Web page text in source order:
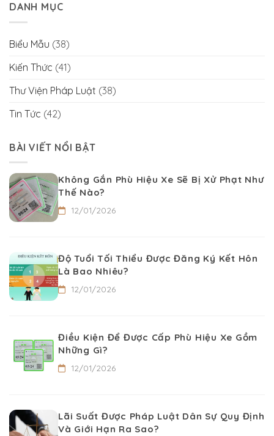
DANH MỤC
Biểu Mẫu (38)
Kiến Thức (41)
Thư Viện Pháp Luật (38)
Tin Tức (42)
BÀI VIẾT NỔI BẬT
Không Gắn Phù Hiệu Xe Sẽ Bị Xử Phạt Như
Thế Nào?
12/01/2026
Độ Tuổi Tối Thiểu Được Đăng Ký Kết Hôn
Là Bao Nhiêu?
12/01/2026
Điều Kiện Để Được Cấp Phù Hiệu Xe Gồm
Những Gì?
12/01/2026
Lãi Suất Được Pháp Luật Dân Sự Quy Định
Và Giới Hạn Ra Sao?